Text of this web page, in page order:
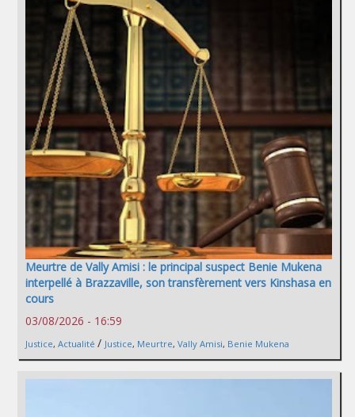
Meurtre de Vally Amisi : le principal suspect Benie Mukena
interpellé à Brazzaville, son transfèrement vers Kinshasa en
cours
03/08/2026 - 16:59
Justice, Actualité / Justice, Meurtre, Vally Amisi, Benie Mukena